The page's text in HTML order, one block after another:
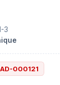
3
000121